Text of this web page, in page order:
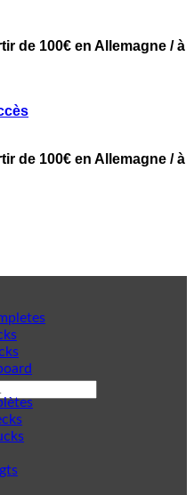
de 100€ en Allemagne / à
de 100€ en Allemagne / à